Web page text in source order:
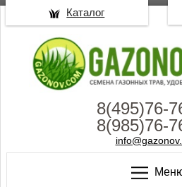
8(495)76-
8(985)76-
Каталог